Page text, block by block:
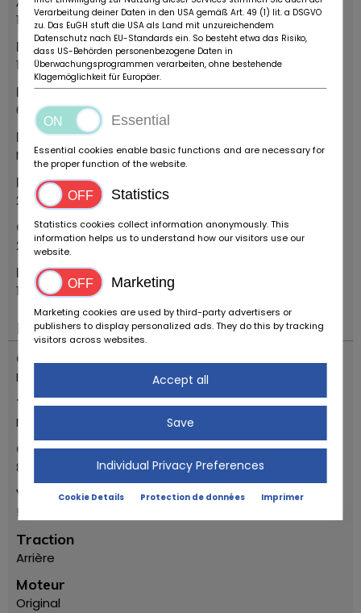
1973
Première année d'inscription
1973
Premier mois d'inscription
6
Modèle
Montreal
Nom du modèle
2.5
Cylindrée
2593
Puissance du moteur
197 PS
Moteur & entraînement
Carburant
Essence
Transmission
Manuellement
Cylindre
8
Vitesses
5
Traction
Arrière
Moteur
Original
Verarbeitung deiner Daten in den USA gemäß Art. 49 (1) lit. a DSGVO
zu. Das EuGH stuft die USA als Land mit unzureichendem
Datenschutz nach EU-Standards ein. So besteht etwa das Risiko,
dass US-Behörden personenbezogene Daten in
Überwachungsprogrammen verarbeiten, ohne bestehende
Klagemöglichkeit für Europäer.
Essential
Essential cookies enable basic functions and are necessary for
the proper function of the website.
Statistics
Statistics cookies collect information anonymously. This
information helps us to understand how our visitors use our
website.
Marketing
Marketing cookies are used by third-party advertisers or
publishers to display personalized ads. They do this by tracking
visitors across websites.
Accept all
Save
Individual Privacy Preferences
Cookie Details Protection de données Imprimer